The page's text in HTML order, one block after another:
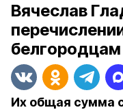
Вячеслав
Их общая сумма